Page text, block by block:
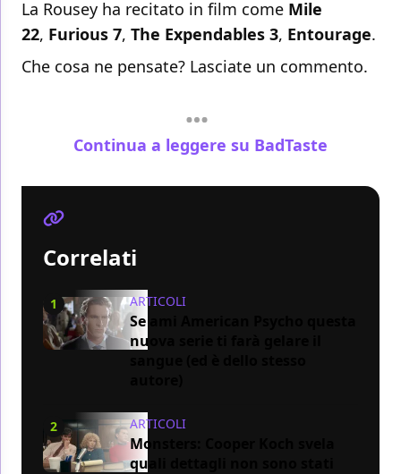
La Rousey ha recitato in film come Mile
22, Furious 7, The Expendables 3, Entourage.
Che cosa ne pensate? Lasciate un commento.
Continua a leggere su BadTaste
Correlati
1 ARTICOLI
Se ami American Psycho questa
nuova serie ti farà gelare il
2 ARTICOLI
Monsters: Cooper Koch svela
quali dettagli non sono stati